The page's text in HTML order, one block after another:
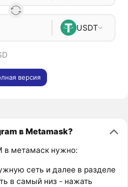
USDT
версия
в Metamask?
в метамаск нужно:
сеть и далее в разделе
в самый низ - нажать